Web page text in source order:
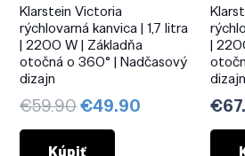
Klarstein Victoria
rýchlovarná kanvica | 1,7 litra
| 2200 W | Základňa
otočná o 360° | Nadčasový
dizajn
€59.90Pôvodná
cena
bola:
€49.90 Aktuálna
Kúpiť
|
dizajn
€